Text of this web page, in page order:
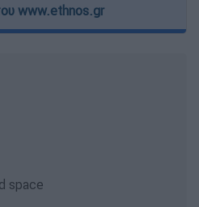
www.ethnos.gr